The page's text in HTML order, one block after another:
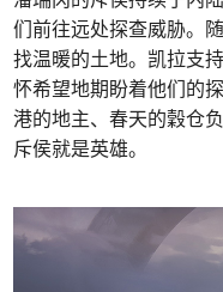
们前往远处探查威胁。
找温暖的土地。凯拉支
怀希望地期盼着他们的
港的地主、春天的穀仓
斥侯就是英雄。